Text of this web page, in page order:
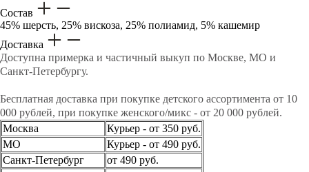
Состав
45% шерсть, 25% вискоза, 25% полиамид, 5% кашемир
Доставка
Доступна примерка и частичный выкуп по Москве, МО и
Санкт-Петербургу.
Бесплатная доставка при покупке детского ассортимента от 10
000 рублей, при покупке женского/микс - от 20 000 рублей.
Москва
Курьер - от 350 руб.
МО
Курьер - от 490 руб.
Санкт-Петербург
от 490 руб.